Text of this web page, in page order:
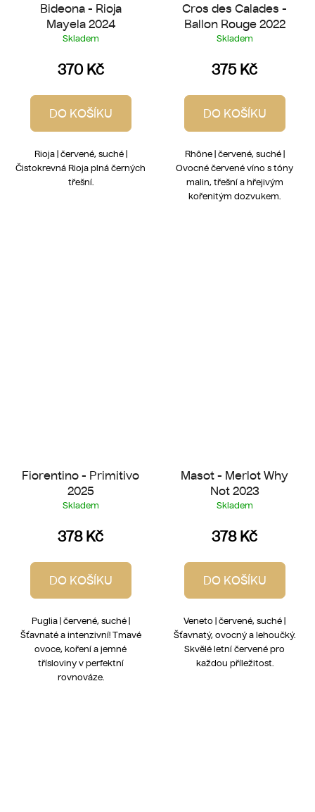
Bideona - Rioja
Mayela 2024
Skladem
370 Kč
DO KOŠÍKU
Rioja | červené, suché |
Čistokrevná Rioja plná černých
třešní.
Cros des Calades -
Ballon Rouge 2022
Skladem
375 Kč
DO KOŠÍKU
Rhône | červené, suché |
Ovocné červené víno s tóny
malin, třešní a hřejivým
kořenitým dozvukem.
Fiorentino - Primitivo
2025
Skladem
378 Kč
DO KOŠÍKU
Puglia | červené, suché |
Šťavnaté a intenzivní! Tmavé
ovoce, koření a jemné
třísloviny v perfektní
rovnováze.
Masot - Merlot Why
Not 2023
Skladem
378 Kč
DO KOŠÍKU
Veneto | červené, suché |
Šťavnatý, ovocný a lehoučký.
Skvělé letní červené pro
každou příležitost.